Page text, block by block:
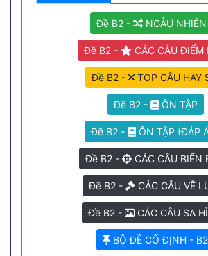
Đề B2 - NGẪU
Đề B2 - CÁC CÂU ĐIỂM
Đề B2 - TOP CÂU HAY
Đề B2 - ÔN TẬP
Đề B2 - ÔN TẬP (ĐÁP
Đề B2 - CÁC CÂU BIỂN
Đề B2 - CÁC CÂU VỀ
Đề B2 - CÁC CÂU SA
BỘ ĐỀ CỐ ĐỊNH - B2